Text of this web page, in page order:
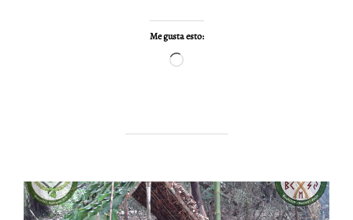
Me gusta esto:
Cargando...